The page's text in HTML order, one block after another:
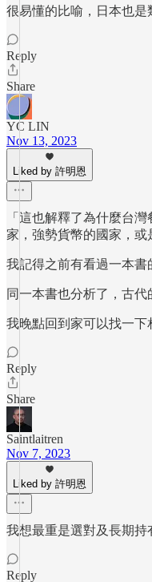
很易懂的比喻，日本也是
Reply
Share
YC LIN
Nov 13, 2023
Liked by 許明恩
「這也解釋了為什麼台
家，強勢貨幣的國家，或
我記得之前有看過一本
同一本書也分析了，古
我晚點回到家可以找一下
Reply
Share
Saintlaitren
Nov 7, 2023
Liked by 許明恩
我想最重是選對及長期持
Reply